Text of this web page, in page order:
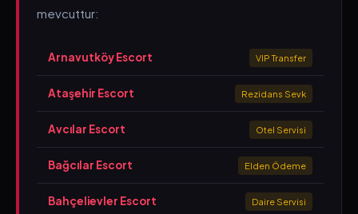
mevcuttur:
Arnavutköy Escort VIP Transfer
Ataşehir Escort Rezidans Sevk
Avcılar Escort Otel Servisi
Bağcılar Escort Elden Ödeme
Bahçelievler Escort Daire Servisi